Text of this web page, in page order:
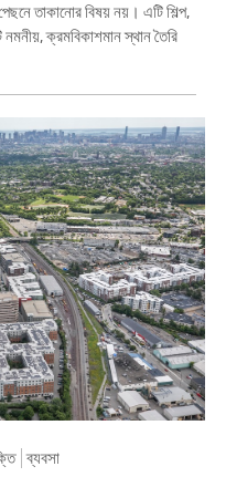
তাকানোর বিষয় নয়। এটি শিল্প,
ক্রমবিকাশমান স্থান তৈরি
ব্যবসা